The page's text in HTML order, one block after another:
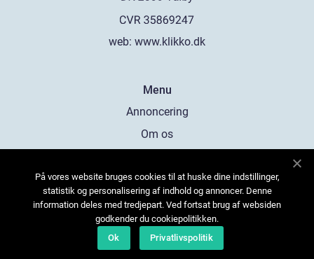
web: www.klikko.dk
Menu
Annoncering
Om os
Kontakt os
Sitemap
På vores website bruges cookies til at huske dine indstillinger,
statistik og personalisering af indhold og annoncer. Denne
information deles med tredjepart. Ved fortsat brug af websiden
godkender du cookiepolitikken.
Ok
Privatlivspolitik